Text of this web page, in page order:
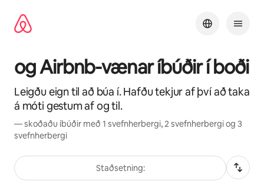
beint
og Airbnb-vænar íbúðir í boði
Leigðu eign til að búa í. Hafðu tekjur af því að taka
á móti gestum af og til.
— skoðaðu íbúðir með 1 svefnherbergi, 2 svefnherbergi og 3
svefnherbergi
Staðsetning: